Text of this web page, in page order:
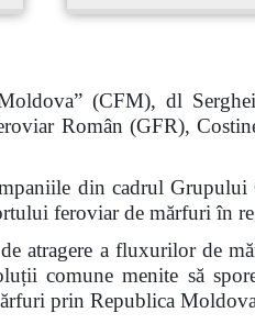
(CFM), dl
Român (GFR),
din cadrul
feroviar de mărfuri în
atragere a fluxurilor de
comune menite să
prin Republica